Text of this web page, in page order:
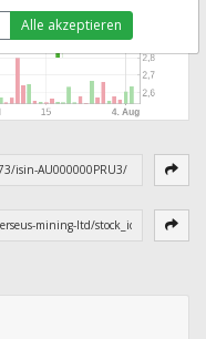
Alle akzeptieren